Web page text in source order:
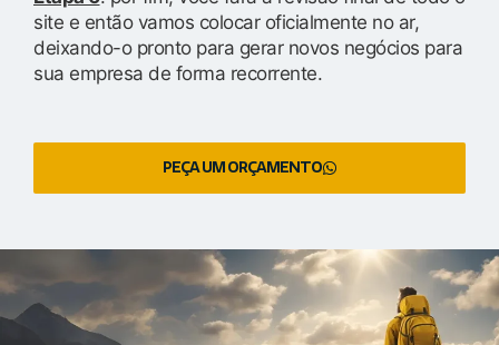
site e então vamos colocar oficialmente no ar,
deixando-o pronto para gerar novos negócios para
sua empresa de forma recorrente.
PEÇA UM ORÇAMENTO